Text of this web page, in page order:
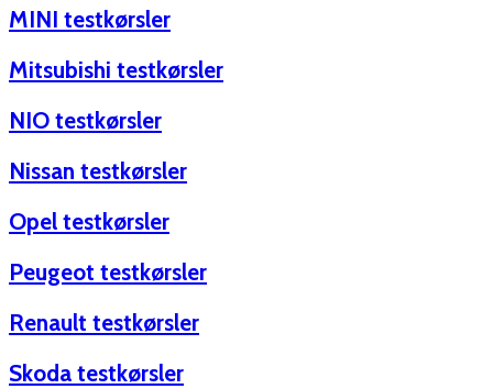
MINI testkørsler
Mitsubishi testkørsler
NIO testkørsler
Nissan testkørsler
Opel testkørsler
Peugeot testkørsler
Renault testkørsler
Skoda testkørsler